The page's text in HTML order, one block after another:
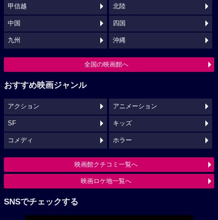
甲信越 北陸
中国 四国
九州 沖縄
全国の映画館へ
おすすめ映画ジャンル
アクション アニメーション
SF キッズ
コメディ ホラー
映画館クチコミ一覧へ
映画ロケ地一覧へ
SNSでチェックする